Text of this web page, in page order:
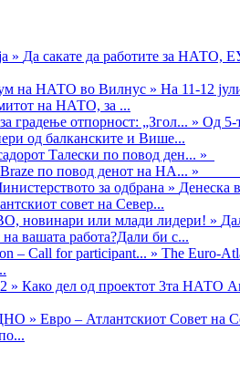
» Да сакате да работите за НАТО,
на НАТО во Вилнус » На 11-12
на НАТО, за ...
градење отпорност: „Згол... » Од 5-
од балканските и Више...
Талески по повод ден... »
по повод денот на НА... »
за одбрана » Денеска
совет на Север...
или млади лидери! »
вашата работа?Дали би с...
– Call for participant... » The Euro-
» Како дел од проектот 3та НАТО
» Евро – Атлантскиот Совет на